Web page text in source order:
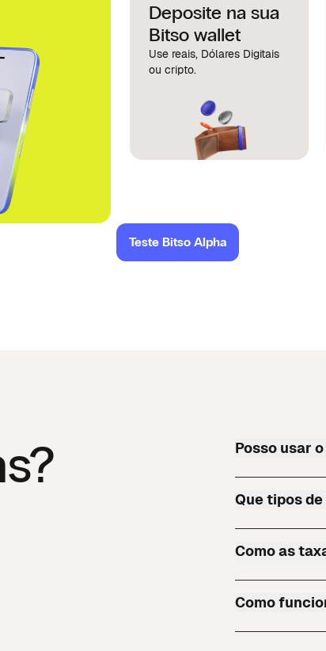
Deposite na sua
Bitso wallet
Use reais, Dólares Digitais
ou cripto.
Teste Bitso Alpha
Posso usar
Que tipos
Como as
Como